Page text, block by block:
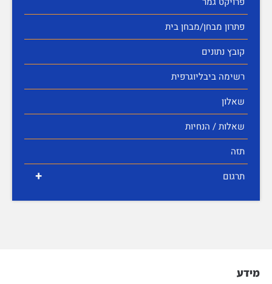
פתרון מבחן/מבחן בית
קובץ נתונים
רשימה ביבליוגרפית
שאלון
שאלות / הנחיות
תזה
+ תרגום
מידע